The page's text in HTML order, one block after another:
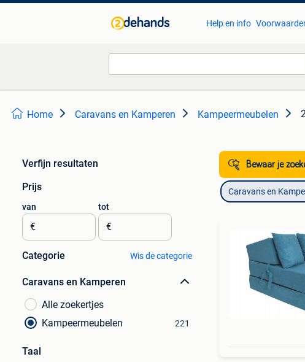
Help en info
Home Caravans en Kamperen Kampeermeubelen
Verfijn resultaten
Prijs
van
€
tot
€
Categorie Wis de categorie
Caravans en Kamperen
Alle zoekertjes
Kampeermeubelen
221
Taal
Bewaar je
Caravans en